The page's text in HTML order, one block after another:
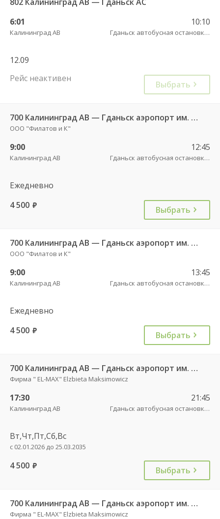
6:01
Калининград АВ
10:10
Гданьск автобусная остановка АВ , ул. 3 Мая, 12
12.09
Рейс неактивен
Выбрать
700 Калининград АВ — Гданьск аэропорт им. Леха Валенсы
ООО "Филатов и К"
9:00
Калининград АВ
12:45
Гданьск автобусная остановка АВ , ул. 3 Мая, 12
Ежедневно
4 500 руб. Выбрать
700 Калининград АВ — Гданьск аэропорт им. Леха Валенсы
ООО "Филатов и К"
9:00
Калининград АВ
13:45
Гданьск автобусная остановка АВ , ул. 3 Мая, 12
Ежедневно
4 500 руб. Выбрать
700 Калининград АВ — Гданьск аэропорт им. Леха Валенсы
Фирма " EL-MAX" Elzbieta Maksimowicz
17:30
Калининград АВ
21:45
Гданьск автобусная остановка АВ , ул. 3 Мая, 12
Вт,Чт,Пт,Сб,Вс
с 02.01.2026 до 25.03.2035
4 500 руб. Выбрать
700 Калининград АВ — Гданьск аэропорт им. Леха Валенсы
Фирма " EL-MAX" Elzbieta Maksimowicz